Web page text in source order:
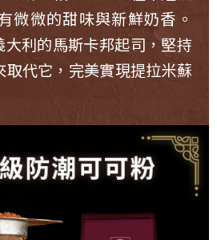
微微的甜味與新鮮奶香。
利的馬斯卡邦起司，堅持
取代它，完美實現提拉米蘇